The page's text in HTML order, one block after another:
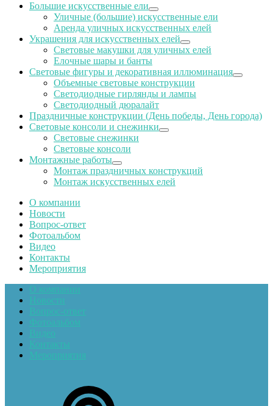
Большие искусственные ели
Уличные (большие) искусственные ели
Аренда уличных искусственных елей
Украшения для искусственных елей
Световые макушки для уличных елей
Елочные шары и банты
Световые фигуры и декоративная иллюминация
Объемные световые конструкции
Светодиодные гирлянды и лампы
Светодиодный дюралайт
Праздничные конструкции (День победы, День города)
Световые консоли и снежинки
Световые снежинки
Световые консоли
Монтажные работы
Монтаж праздничных конструкций
Монтаж искусственных елей
О компании
Новости
Вопрос-ответ
Фотоальбом
Видео
Контакты
Мероприятия
О компании
Новости
Вопрос-ответ
Фотоальбом
Видео
Контакты
Мероприятия